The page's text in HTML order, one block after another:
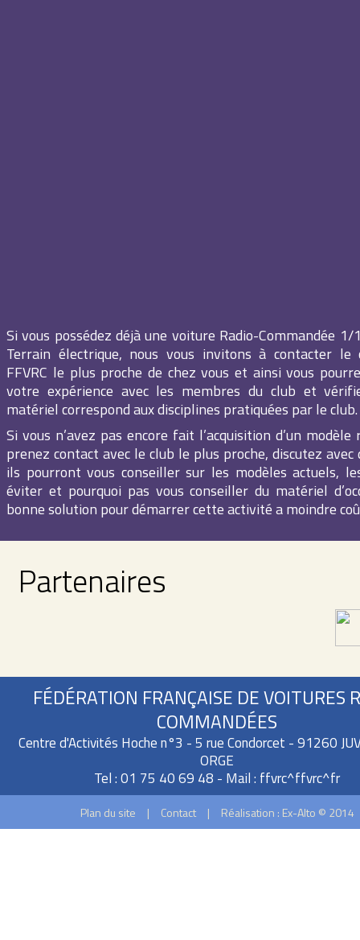
Si vous possédez déjà une voiture Radio-Commandée 1/
Terrain électrique, nous vous invitons à contacter
FFVRC le plus proche de chez vous et ainsi vous
votre expérience avec les membres du club et
matériel correspond aux disciplines pratiquées par le club.
Si vous n’avez pas encore fait l’acquisition d’un
prenez contact avec le club le plus proche, discutez avec
ils pourront vous conseiller sur les modèles actuels,
éviter et pourquoi pas vous conseiller du matériel
bonne solution pour démarrer cette activité a moindre
Partenaires
FÉDÉRATION FRANÇAISE DE VOITURES
COMMANDÉES
Centre d'Activités Hoche n°3 - 5 rue Condorcet - 91260
ORGE
Tel : 01 75 40 69 48 - Mail : ffvrc^ffvrc^fr
Plan du site | Contact | Réalisation : Ex-Alto © 2014